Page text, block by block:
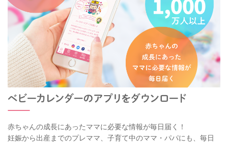
赤ちゃんの成長にあったママに必要な情報が毎日届く！
妊娠から出産までのプレママ、子育て中のママ・パパにも、毎日